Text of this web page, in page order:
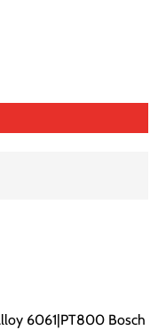
6061|PT800 Bosch